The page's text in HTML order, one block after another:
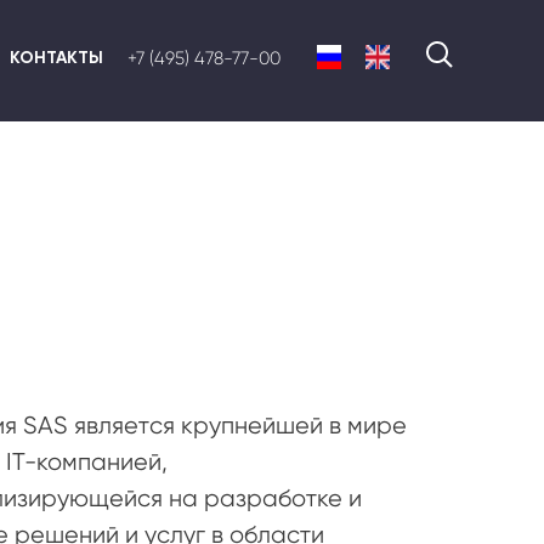
КОНТАКТЫ +7 (495) 478-77-00
SAS является крупнейшей в мире
IT-компанией,
на разработке и
решений и услуг в области